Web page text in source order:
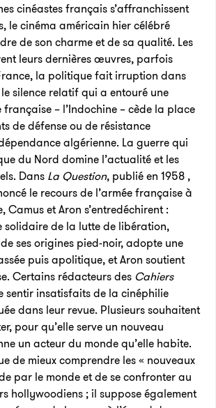
cinéastes français s’affranchissent
le cinéma américain hier célébré
de son charme et de sa qualité. Les
leurs dernières œuvres, parfois
la politique fait irruption dans
le silence relatif qui a entouré une
– l’Indochine – cède la place
de défense ou de résistance
algérienne. La guerre qui
du Nord domine l’actualité et les
Dans La Question, publié en 1958 ,
le recours de l’armée française à
Camus et Aron s’entredéchirent :
solidaire de la lutte de libération,
ses origines pied-noir, adopte une
puis apolitique, et Aron soutient
Certains rédacteurs des Cahiers
sentir insatisfaits de la cinéphilie
dans leur revue. Plusieurs souhaitent
pour qu’elle serve un nouveau
un acteur du monde qu’elle habite.
de mieux comprendre les « nouveaux
par le monde et de se confronter au
hollywoodiens ; il suppose également